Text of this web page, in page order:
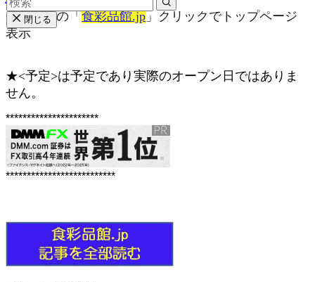
・最上部の「 食彩品館.jp 」クリックでトップページ
表示
★<予定>は予定であり実際のオープン日ではありま
せん。
**********************
**************************
閉じる